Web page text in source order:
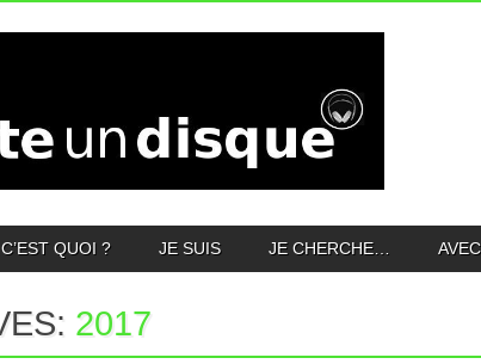
QUOI ? JE SUIS JE CHERCHE…
2017